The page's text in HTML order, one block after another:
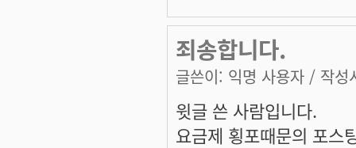
죄송합니다.
글쓴이: 익명 사용자 / 작성
윗글 쓴 사람입니다.
요금제 횡포때문의 포스